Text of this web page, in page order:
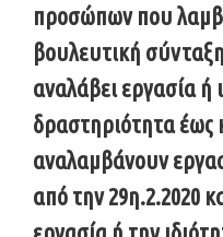
προσώπων που
βουλευτική
αναλάβει εργασία ή
δραστηριότητα έως
αναλαμβάνουν
από την 29η.2.2020
εργασία ή την